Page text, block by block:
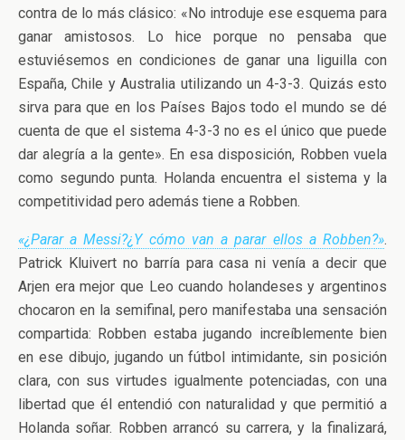
contra de lo más clásico: «No introduje ese esquema para
ganar amistosos. Lo hice porque no pensaba que
estuviésemos en condiciones de ganar una liguilla con
España, Chile y Australia utilizando un 4-3-3. Quizás esto
sirva para que en los Países Bajos todo el mundo se dé
cuenta de que el sistema 4-3-3 no es el único que puede
dar alegría a la gente». En esa disposición, Robben vuela
como segundo punta. Holanda encuentra el sistema y la
competitividad pero además tiene a Robben.
«¿Parar a Messi?¿Y cómo van a parar ellos a Robben?».
Patrick Kluivert no barría para casa ni venía a decir que
Arjen era mejor que Leo cuando holandeses y argentinos
chocaron en la semifinal, pero manifestaba una sensación
compartida: Robben estaba jugando increíblemente bien
en ese dibujo, jugando un fútbol intimidante, sin posición
clara, con sus virtudes igualmente potenciadas, con una
libertad que él entendió con naturalidad y que permitió a
Holanda soñar. Robben arrancó su carrera, y la finalizará,